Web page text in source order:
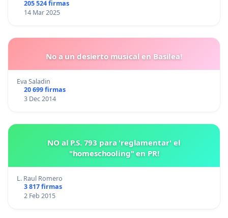
205 524 firmas
14 Mar 2025
No a un desierto musical en Basilea!
Eva Saladin
20 699 firmas
3 Dec 2014
NO al P.S. 793 para 'reglamentar' el
"homeschooling" en PR!
L. Raul Romero
3 817 firmas
2 Feb 2015